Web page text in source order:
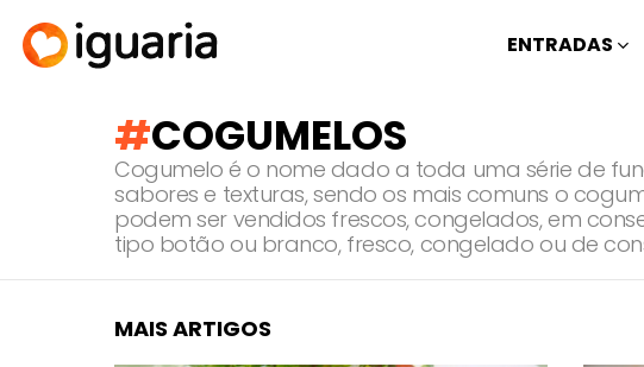
ENTRADAS
COGUMELOS
Cogumelo é o nome dado a toda uma série de
sabores e texturas, sendo os mais comuns o
podem ser vendidos frescos, congelados, em
tipo botão ou branco, fresco, congelado ou de
MAIS ARTIGOS